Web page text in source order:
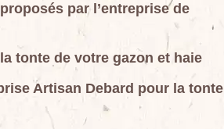
par l’entreprise de
tonte de votre gazon et haie
Artisan Debard pour la tonte